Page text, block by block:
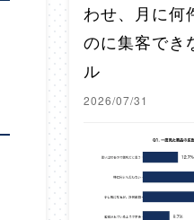
わせ、月に何
のに集客でき
ル
2026/07/31